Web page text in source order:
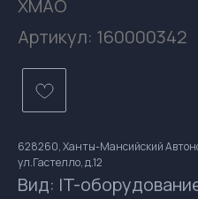
ХМАО
Артикул: 160000342
628260, Ханты-Мансийский
ул.Гастелло, д.12
Вид: IT-